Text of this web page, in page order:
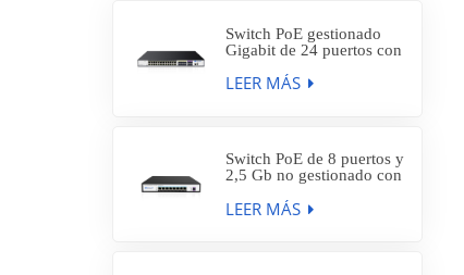
Switch PoE gestionado
Gigabit de 24 puertos con
puertos SFP+ de 10 Gb,
LEER MÁS
Switch PoE de 8 puertos y
2,5 Gb no gestionado con
de 1 a 10 Gb, SP5210-
LEER MÁS